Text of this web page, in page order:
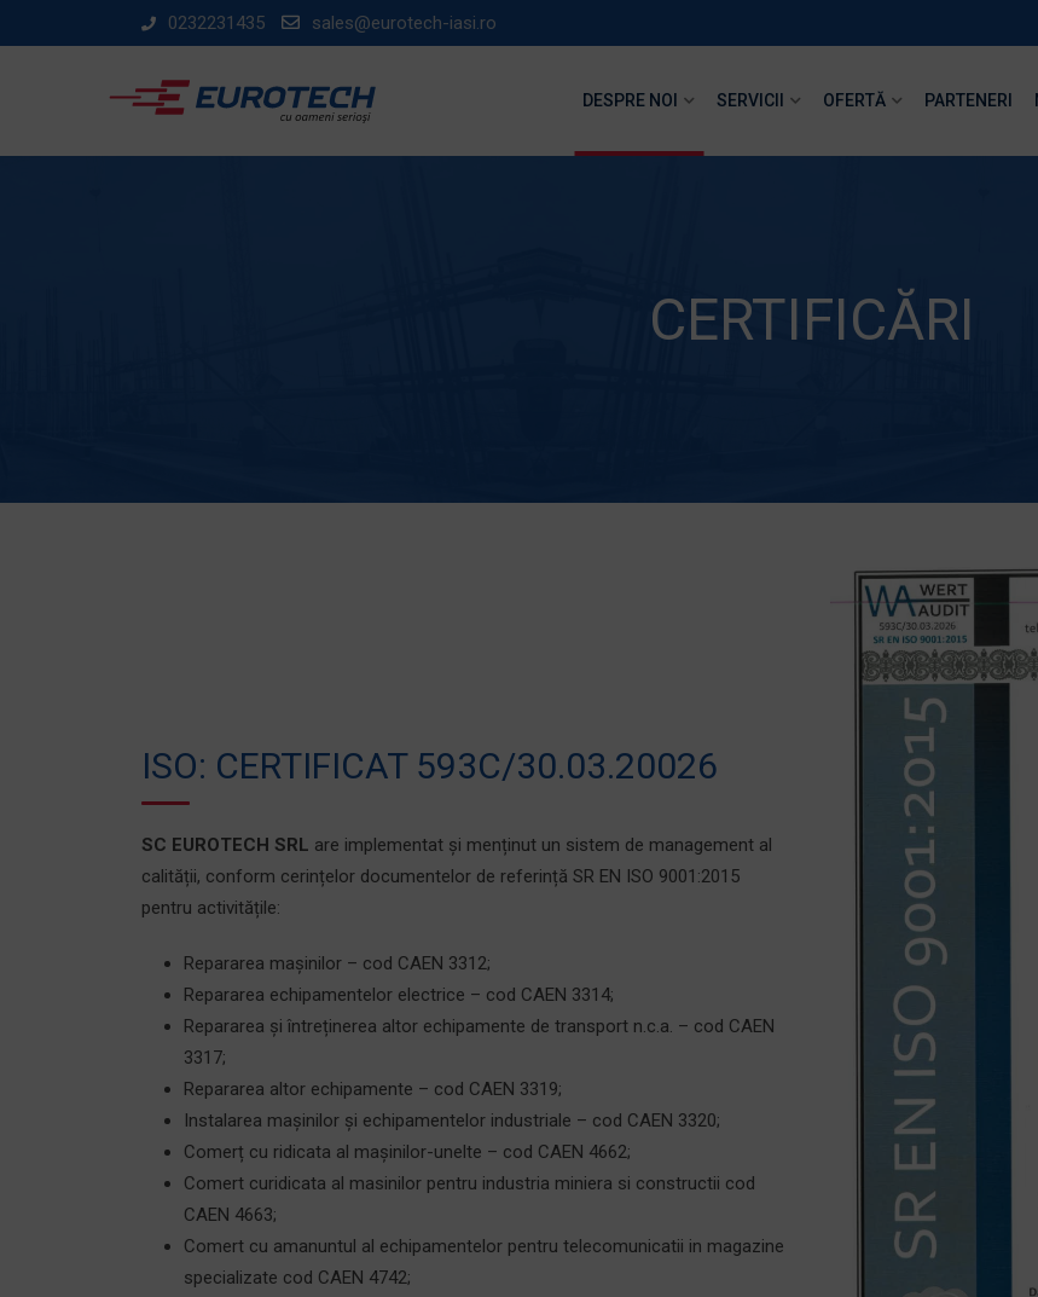
to
0232231435 sales@eurotech-iasi.ro
DESPRE NOI SERVICII OFERTĂ PARTENERI
CERTIFICĂRI
ISO: CERTIFICAT 593C/30.03.20026
SC EUROTECH SRL are implementat și menținut un sistem de management al
calității, conform cerințelor documentelor de referință SR EN ISO 9001:2015
pentru activitățile:
Repararea mașinilor – cod CAEN 3312;
Repararea echipamentelor electrice – cod CAEN 3314;
Repararea și întreținerea altor echipamente de transport n.c.a. – cod CAEN
3317;
Repararea altor echipamente – cod CAEN 3319;
Instalarea mașinilor și echipamentelor industriale – cod CAEN 3320;
Comerț cu ridicata al mașinilor-unelte – cod CAEN 4662;
Comert curidicata al masinilor pentru industria miniera si constructii cod
CAEN 4663;
Comert cu amanuntul al echipamentelor pentru telecomunicatii in magazine
specializate cod CAEN 4742;